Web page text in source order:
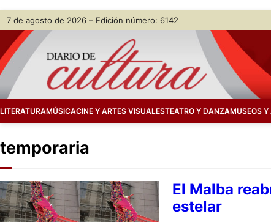
Skip
content
7 de agosto de 2026 – Edición número: 6142
LITERATURAMÚSICACINE Y ARTES VISUALESTEATRO Y DANZAMUSEOS
temporaria
El Malba
estelar